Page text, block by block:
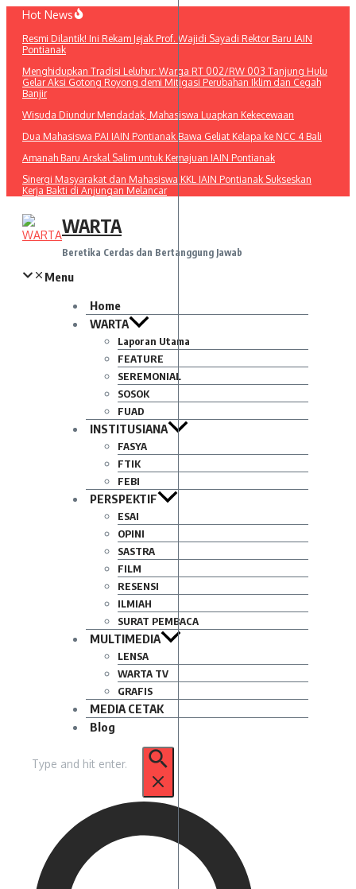
Lewati
konten
Hot News
Resmi Dilantik! Ini Rekam Jejak Prof. Wajidi Sayadi Rektor Baru IAIN
Pontianak
Menghidupkan Tradisi Leluhur: Warga RT 002/RW 003 Tanjung Hulu
Gelar Aksi Gotong Royong demi Mitigasi Perubahan Iklim dan Cegah
Banjir
Wisuda Diundur Mendadak, Mahasiswa Luapkan Kekecewaan
Dua Mahasiswa PAI IAIN Pontianak Bawa Geliat Kelapa ke NCC 4 Bali
Amanah Baru Arskal Salim untuk Kemajuan IAIN Pontianak
Sinergi Masyarakat dan Mahasiswa KKL IAIN Pontianak Sukseskan
Kerja Bakti di Anjungan Melancar
WARTA
Beretika Cerdas dan Bertanggung Jawab
Menu
Home
WARTA
Laporan Utama
FEATURE
SEREMONIAL
SOSOK
FUAD
INSTITUSIANA
FASYA
FTIK
FEBI
PERSPEKTIF
ESAI
OPINI
SASTRA
FILM
RESENSI
ILMIAH
SURAT PEMBACA
MULTIMEDIA
LENSA
WARTA TV
GRAFIS
MEDIA CETAK
Blog
untuk: